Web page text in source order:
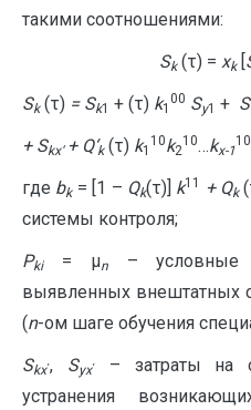
такими соотношениями:
Sk(τ) = xk[
Sk (τ) = Sk1 + (τ) k1
00 Sy1 + S
+ Skx‘+ Q‘ k(τ) k1
10k2
10…kx-1
10
где bk= [1 – Qk(τ)] k11 + Qk
системы контроля;
Pki= μn– условные
выявленных внештатных
(n-ом шаге обучения
Skx΄, Syx΄– затраты на
устранения